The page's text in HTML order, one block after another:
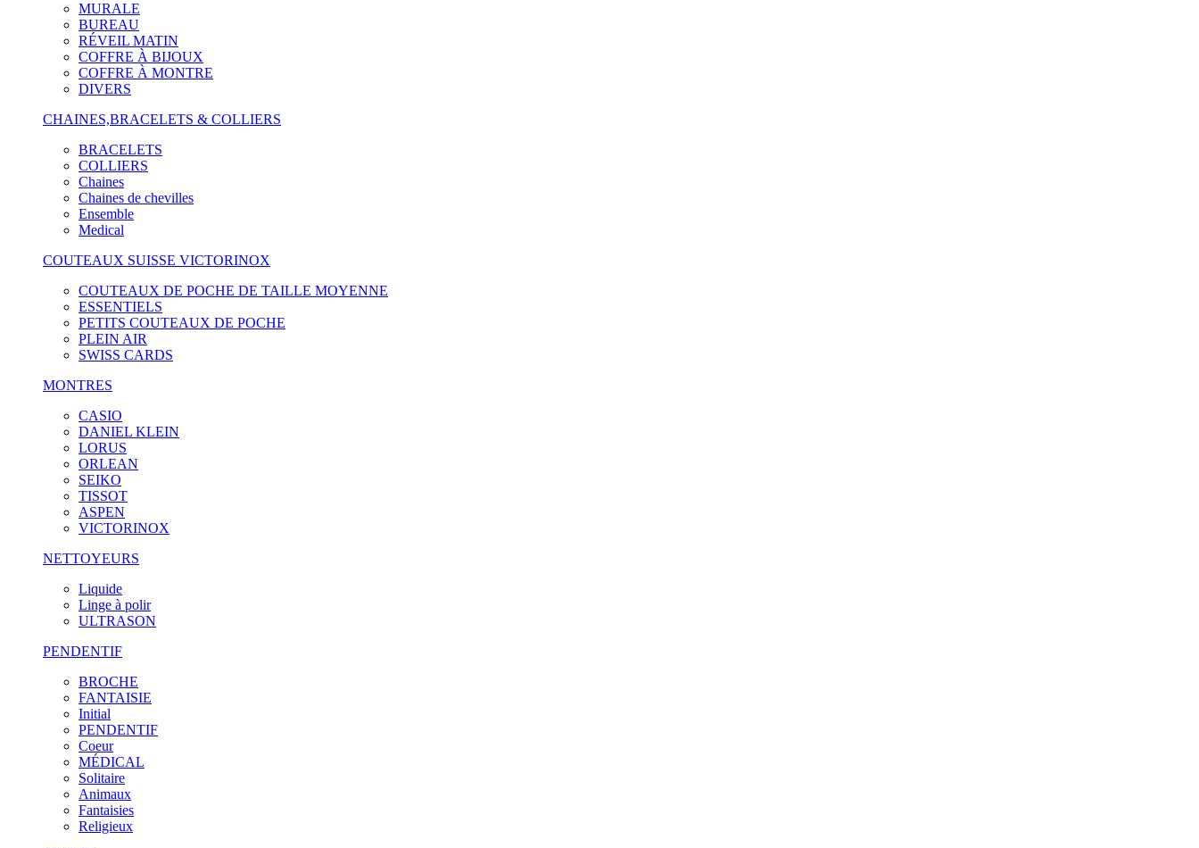
MURALE
BUREAU
RÉVEIL MATIN
COFFRE À BIJOUX
COFFRE À MONTRE
DIVERS
CHAINES,BRACELETS & COLLIERS
BRACELETS
COLLIERS
Chaines
Chaines de chevilles
Ensemble
Medical
COUTEAUX SUISSE VICTORINOX
COUTEAUX DE POCHE DE TAILLE MOYENNE
ESSENTIELS
PETITS COUTEAUX DE POCHE
PLEIN AIR
SWISS CARDS
MONTRES
CASIO
DANIEL KLEIN
LORUS
ORLEAN
SEIKO
TISSOT
ASPEN
VICTORINOX
NETTOYEURS
Liquide
Linge à polir
ULTRASON
PENDENTIF
BROCHE
FANTAISIE
Initial
PENDENTIF
Coeur
MÉDICAL
Solitaire
Animaux
Fantaisies
Religieux